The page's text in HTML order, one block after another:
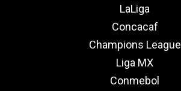
LaLiga
Concacaf
Champions League
Liga MX
Conmebol